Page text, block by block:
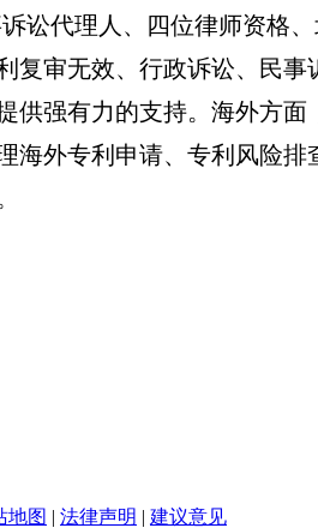
讼代理人、四位律师资格
复审无效、行政诉讼、民
供强有力的支持。海外方
海外专利申请、专利风险
地图 | 法律声明 | 建议意见